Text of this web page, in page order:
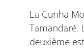
La Cunha
Tamandaré.
deuxième